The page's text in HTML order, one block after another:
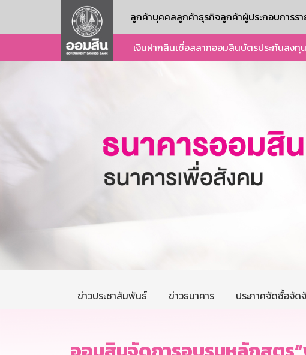
ลูกค้าบุคคลลูกค้าธุรกิจลูกค้าผู้ประกอบการร
เงินฝากสินเชื่อสลากออมสินบัตรประกันลงทุน
ข่าวประชาสัมพันธ์ ข่าวธนาคาร ประกาศจัดซื้อจัด